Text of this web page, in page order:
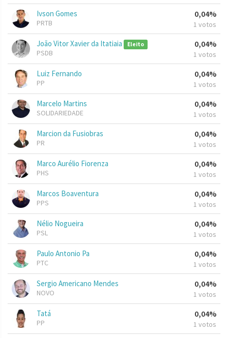
Ivson Gomes
PRTB
0,04%
1 votos
João Vitor Xavier da Itatiaia Eleito
PSDB
0,04%
1 votos
Luiz Fernando
PP
0,04%
1 votos
Marcelo Martins
SOLIDARIEDADE
0,04%
1 votos
Marcion da Fusiobras
PR
0,04%
1 votos
Marco Aurélio Fiorenza
PHS
0,04%
1 votos
Marcos Boaventura
PPS
0,04%
1 votos
Nélio Nogueira
PSL
0,04%
1 votos
Paulo Antonio Pa
PTC
0,04%
1 votos
Sergio Americano Mendes
NOVO
0,04%
1 votos
Tatá
PP
0,04%
1 votos